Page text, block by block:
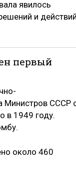
явилось
и
первый
Министров СССР
в 1949 году.
около 460